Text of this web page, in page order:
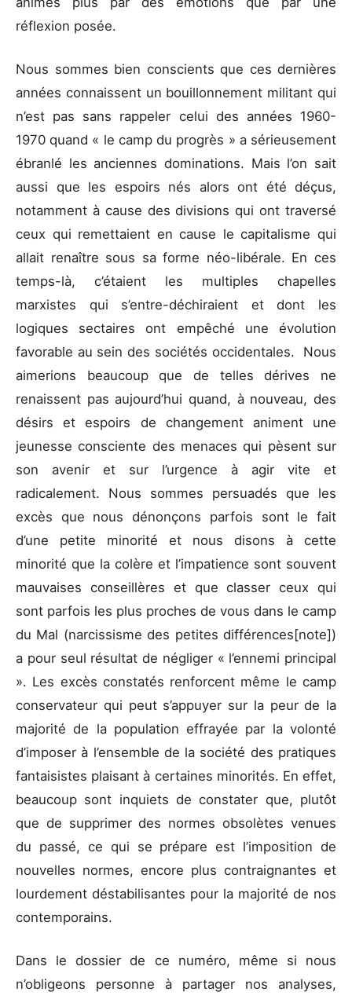
réflexion posée.
Nous sommes bien conscients que ces dernières
années connaissent un bouillonnement militant qui
n’est pas sans rappeler celui des années 1960-
1970 quand « le camp du progrès » a sérieusement
ébranlé les anciennes dominations. Mais l’on sait
aussi que les espoirs nés alors ont été déçus,
notamment à cause des divisions qui ont traversé
ceux qui remettaient en cause le capitalisme qui
allait renaître sous sa forme néo-libérale. En ces
temps-là, c’étaient les multiples chapelles
marxistes qui s’entre-déchiraient et dont les
logiques sectaires ont empêché une évolution
favorable au sein des sociétés occidentales. Nous
aimerions beaucoup que de telles dérives ne
renaissent pas aujourd’hui quand, à nouveau, des
désirs et espoirs de changement animent une
jeunesse consciente des menaces qui pèsent sur
son avenir et sur l’urgence à agir vite et
radicalement. Nous sommes persuadés que les
excès que nous dénonçons parfois sont le fait
d’une petite minorité et nous disons à cette
minorité que la colère et l’impatience sont souvent
mauvaises conseillères et que classer ceux qui
sont parfois les plus proches de vous dans le camp
du Mal (narcissisme des petites différences[note])
a pour seul résultat de négliger « l’ennemi principal
». Les excès constatés renforcent même le camp
conservateur qui peut s’appuyer sur la peur de la
majorité de la population effrayée par la volonté
d’imposer à l’ensemble de la société des pratiques
fantaisistes plaisant à certaines minorités. En effet,
beaucoup sont inquiets de constater que, plutôt
que de supprimer des normes obsolètes venues
du passé, ce qui se prépare est l’imposition de
nouvelles normes, encore plus contraignantes et
lourdement déstabilisantes pour la majorité de nos
contemporains.
Dans le dossier de ce numéro, même si nous
n’obligeons personne à partager nos analyses,